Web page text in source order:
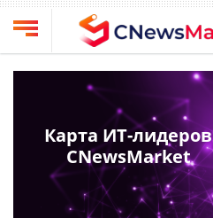
Выбрать
провайдера
Компании
CNews
Конференции
Техника
Карта ИТ-лидеров
CNewsMarket